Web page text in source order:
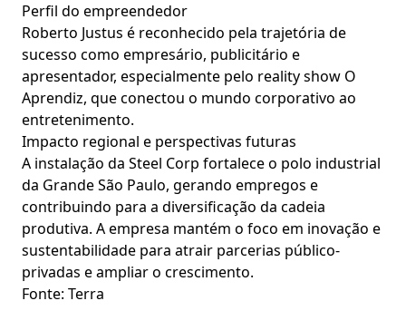
Perfil do empreendedor
Roberto Justus é reconhecido pela trajetória de
sucesso como empresário, publicitário e
apresentador, especialmente pelo reality show O
Aprendiz, que conectou o mundo corporativo ao
entretenimento.
Impacto regional e perspectivas futuras
A instalação da Steel Corp fortalece o polo industrial
da Grande São Paulo, gerando empregos e
contribuindo para a diversificação da cadeia
produtiva. A empresa mantém o foco em inovação e
sustentabilidade para atrair parcerias público-
privadas e ampliar o crescimento.
Fonte: Terra